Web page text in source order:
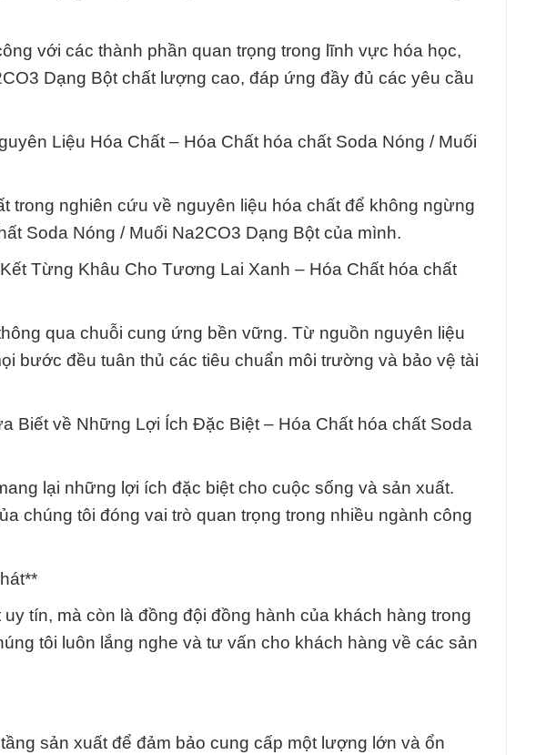
với các thành phần quan trọng trong lĩnh vực hóa học,
Dạng Bột chất lượng cao, đáp ứng đầy đủ các yêu cầu
Liệu Hóa Chất – Hóa Chất hóa chất Soda Nóng / Muối
trong nghiên cứu về nguyên liệu hóa chất để không ngừng
Soda Nóng / Muối Na2CO3 Dạng Bột của mình.
Từng Khâu Cho Tương Lai Xanh – Hóa Chất hóa chất
qua chuỗi cung ứng bền vững. Từ nguồn nguyên liệu
bước đều tuân thủ các tiêu chuẩn môi trường và bảo vệ tài
Biết về Những Lợi Ích Đặc Biệt – Hóa Chất hóa chất Soda
lại những lợi ích đặc biệt cho cuộc sống và sản xuất.
chúng tôi đóng vai trò quan trọng trong nhiều ngành công
tín, mà còn là đồng đội đồng hành của khách hàng trong
tôi luôn lắng nghe và tư vấn cho khách hàng về các sản
sản xuất để đảm bảo cung cấp một lượng lớn và ổn